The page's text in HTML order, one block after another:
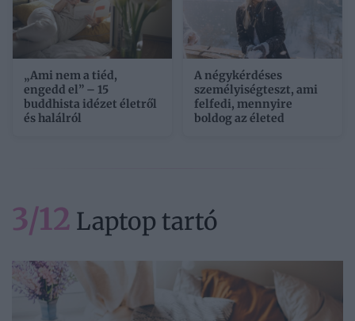
„Ami nem a tiéd,
engedd el” – 15
buddhista idézet életről
és halálról
A négykérdéses
személyiségteszt, ami
felfedi, mennyire
boldog az életed
3/12 Laptop tartó